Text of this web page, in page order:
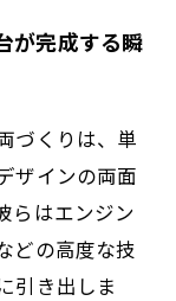
が完成する瞬
づくりは、単
ザインの両面
らはエンジン
どの高度な技
引き出しま